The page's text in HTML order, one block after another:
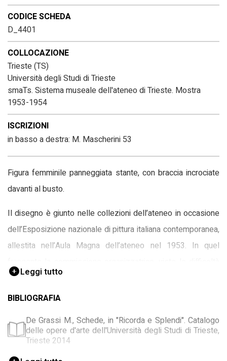
CODICE SCHEDA
D_4401
COLLOCAZIONE
Trieste (TS)
Università degli Studi di Trieste
smaTs. Sistema museale dell'ateneo di Trieste. Mostra
1953-1954
ISCRIZIONI
in basso a destra: M. Mascherini 53
Figura femminile panneggiata stante, con braccia incrociate
davanti al busto.
Il disegno è giunto nelle collezioni dell’ateneo in occasione
dell’Esposizione nazionale di pittura italiana contemporanea,
allestita nell’Aula Magna dell’ateneo nel 1953. In quel
organizzative che l’esposizione di opere plastiche poteva
portare, aveva stabilito di richiedere agli scultori prove di
entusiasticamente alla proposta del Rettore presentando
questa semplice tavola realizzata a tratto e senza
Leggi tutto
BIBLIOGRAFIA
De Grassi M., Schede, in "Ricorda e Splendi". Catalogo
delle opere d'arte dell'Università degli Studi di Trieste,
Trieste 2014